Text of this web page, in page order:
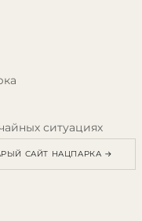
ситуациях
САЙТ НАЦПАРКА →